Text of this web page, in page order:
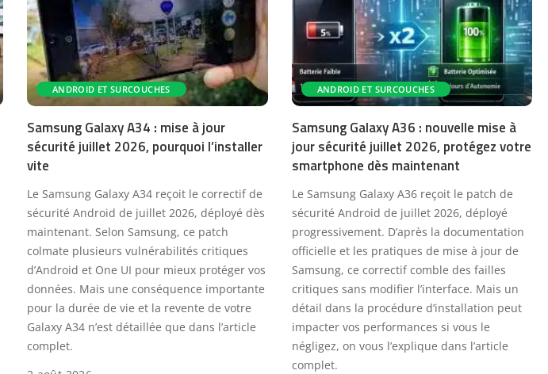
ANDROID ET SURCOUCHES
Samsung Galaxy A34 : mise à jour
sécurité juillet 2026, pourquoi l’installer
vite
Le Samsung Galaxy A34 reçoit le correctif de
sécurité Android de juillet 2026, déployé dès
maintenant. Selon Samsung, ce patch
colmate plusieurs vulnérabilités critiques
d’Android et One UI pour mieux protéger vos
données. Mais une conséquence importante
pour la durée de vie et la revente de votre
Galaxy A34 n’est détaillée que dans l’article
complet.
ANDROID ET SURCOUCHES
Samsung Galaxy A36 : nouvelle mise à
jour sécurité juillet 2026, protégez votre
smartphone dès maintenant
Le Samsung Galaxy A36 reçoit le patch de
sécurité Android de juillet 2026, déployé
progressivement. D’après la documentation
officielle et les pratiques de mise à jour de
Samsung, ce correctif comble des failles
critiques sans modifier l’interface. Mais un
détail dans la procédure d’installation peut
impacter vos performances si vous le
négligez, on vous l’explique dans l’article
complet.